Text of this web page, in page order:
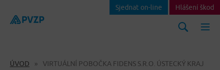
Sjednat on-line Hlášení škod
ÚVOD VIRTUÁLNÍ POBOČKA FIDENS S.R.O. ÚSTECKÝ KRAJ